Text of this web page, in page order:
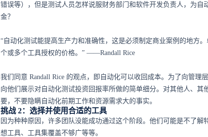
错误等），但是测试人员怎样说服财务部门和软件开发负责人，为自
金？
“自动化测试能提高生产力和准确性，这是必须制定商业案例的地方
个或多个工具授权的价格。” ——Randall Rice
我们同意 Randall Rice 的观点，即自动化可以收回成本。为了向管理
向他们展示对自动化测试投资回报率所做的简单细分。对其他人、其
要，不要隐瞒自动化前期工作和资源需求大的事实。
挑战 2：选择并使用合适的工具
因为种种原因，许多团队没能成功通过这个阶段。他们可能是不了解
想工具、工具集覆盖不够广等等。